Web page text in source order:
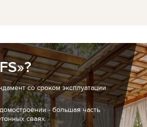
со сроком эксплуатации
- большая часть
сваях.